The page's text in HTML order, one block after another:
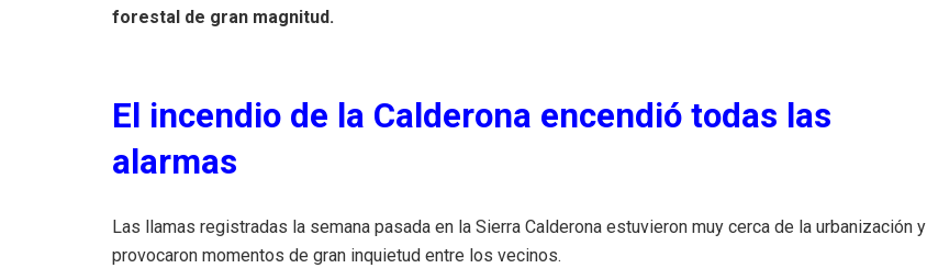
forestal de gran magnitud.
El incendio de la Calderona encendió todas las
alarmas
Las llamas registradas la semana pasada en la Sierra Calderona estuvieron muy cerca de la urbanización y
provocaron momentos de gran inquietud entre los vecinos.